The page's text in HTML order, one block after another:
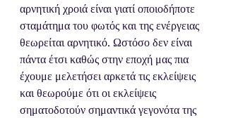
αρνητική χροιά είναι γιατί οποιοδήποτε
σταμάτημα του φωτός και της ενέργειας
θεωρείται αρνητικό. Ωστόσο δεν είναι
πάντα έτσι καθώς στην εποχή μας πια
έχουμε μελετήσει αρκετά τις εκλείψεις
και θεωρούμε ότι οι εκλείψεις
σηματοδοτούν σημαντικά γεγονότα της